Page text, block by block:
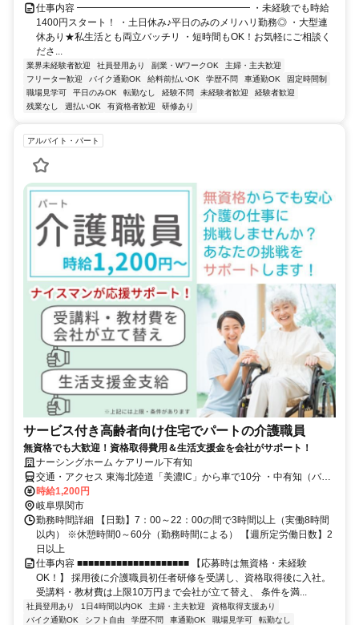
仕事内容 ━━━━━━━━━━━━━━━━━━ ・未経験でも時給
1400円スタート！ ・土日休み♪平日のみのメリハリ勤務◎ ・大型連
休あり★私生活とも両立バッチリ ・短時間もOK！お気軽にご相談く
ださ...
業界未経験者歓迎 社員登用あり 副業・WワークOK
主婦・主夫歓迎
フリーター歓迎
バイク通勤OK 給料前払いOK 学歴不問 車通勤OK
固定時間制
職場見学可
平日のみOK 転勤なし 経験不問 未経験者歓迎
経験者歓迎
残業なし
週払いOK 有資格者歓迎 研修あり
アルバイト・パート
サービス付き高齢者向け住宅でパートの介護職員
無資格でも大歓迎！資格取得費用＆生活支援金を会社がサポート！
ナーシングホーム ケアリール下有知
交通・アクセス 東海北陸道「美濃IC」から車で10分 ・中有知（バ
ス）8分・松森駅15分
時給1,200円
岐阜県関市
勤務時間詳細 【日勤】7：00～22：00の間で3時間以上（実働8時間
以内） ※休憩時間0～60分（勤務時間による） 【週所定労働日数】2
日以上
仕事内容 ■■■■■■■■■■■■■■■■■■■■ 【応募時は無資格・未経験
OK！】 採用後に介護職員初任者研修を受講し、資格取得後に入社。
受講料・教材費は上限10万円まで会社が立て替え、 条件を満...
社員登用あり 1日4時間以内OK 主婦・主夫歓迎
資格取得支援あり
バイク通勤OK
シフト自由 学歴不問 車通勤OK 職場見学可
転勤なし